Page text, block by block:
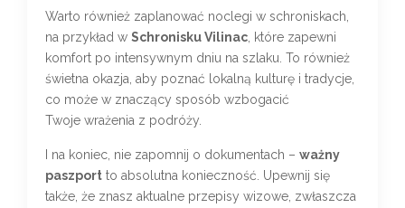
Warto również zaplanować noclegi w schroniskach,
na przykład w Schronisku Vilinac , które zapewni
komfort po intensywnym dniu na szlaku. To również
świetna okazja, aby poznać lokalną kulturę i tradycje,
co może w znaczący sposób wzbogacić
Twoje wrażenia z podróży.
I na koniec, nie zapomnij o dokumentach – ważny
paszport to absolutna konieczność. Upewnij się
także, że znasz aktualne przepisy wizowe, zwłaszcza